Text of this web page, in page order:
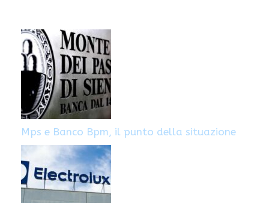
Mps e Banco Bpm, il punto della situazione